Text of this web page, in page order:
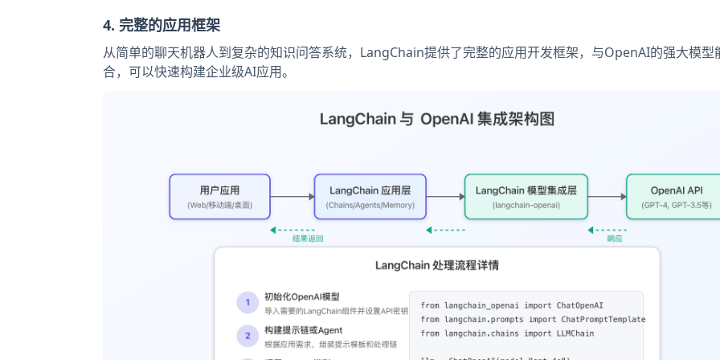
4. 完整的应用框架
从简单的聊天机器人到复杂的知识问答系统，LangChain提供了完整的应用开发框架，与OpenAI的强大模型
合，可以快速构建企业级AI应用。